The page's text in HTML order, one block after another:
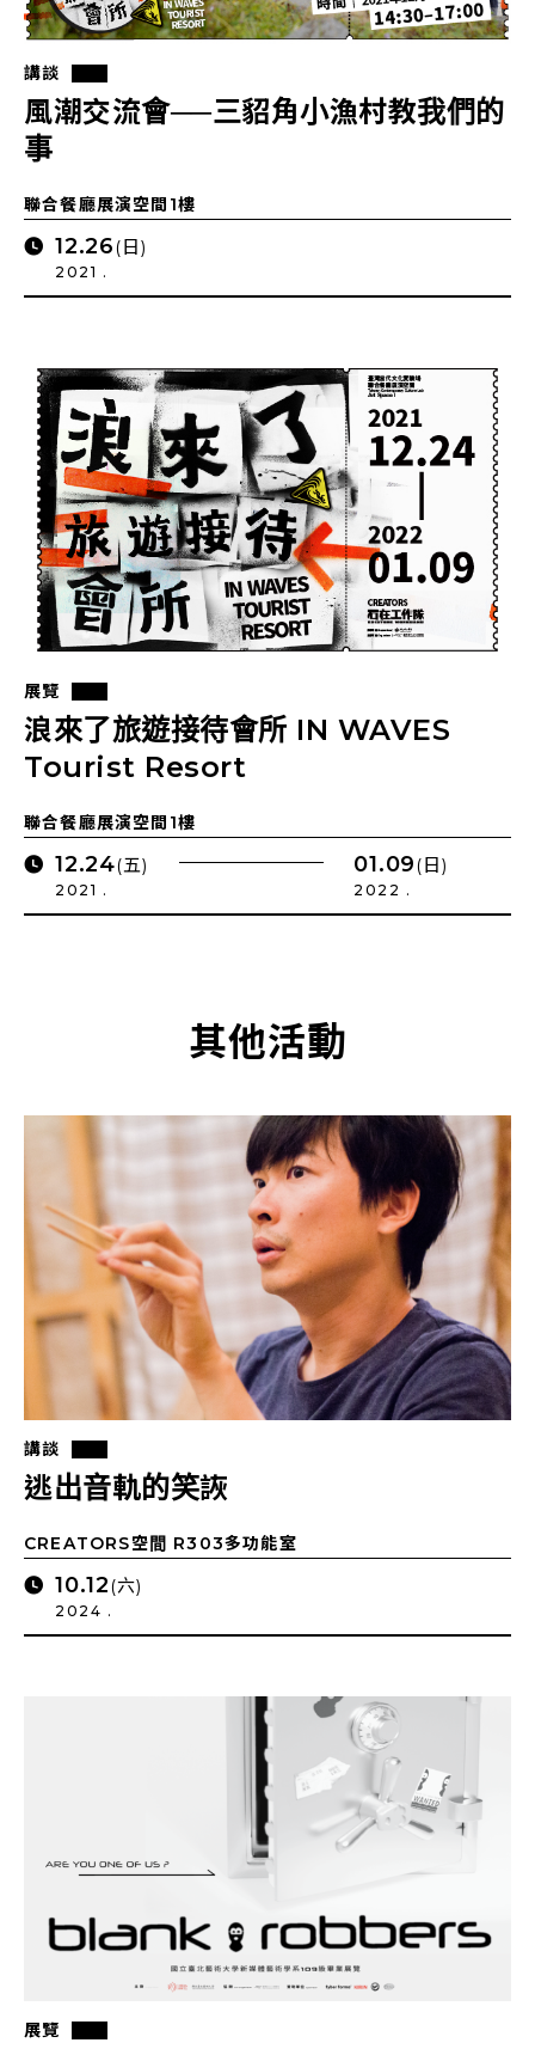
講談
風潮交流會──三貂角小漁村教我們的
事
聯合餐廳展演空間1樓
12.26(日)
2021 .
展覽
浪來了旅遊接待會所 IN WAVES
Tourist Resort
聯合餐廳展演空間1樓
12.24(五)
2021 .
01.09(日)
2022 .
其他活動
講談
逃出音軌的笑詼
CREATORS空間 R303多功能室
10.12(六)
2024 .
展覽